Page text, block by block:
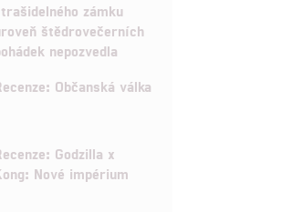
zámku
štědrovečerních
nepozvedla
Občanská válka
Godzilla x
Nové impérium